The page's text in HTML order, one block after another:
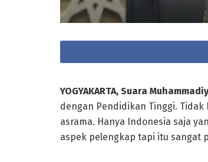
YOGYAKARTA, Suara
dengan Pendidikan Tinggi.
asrama. Hanya Indonesia saja
aspek pelengkap tapi itu sangat